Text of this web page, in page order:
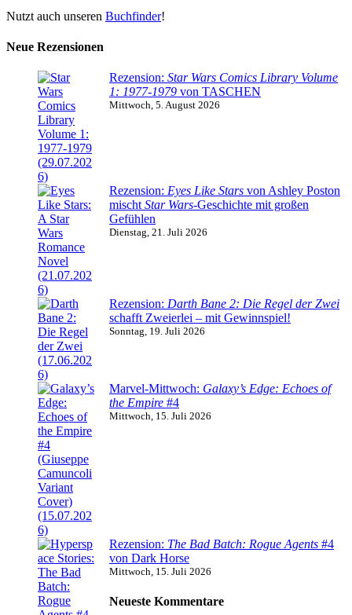
Nutzt auch unseren Buchfinder!
Neue Rezensionen
Rezension: Star Wars Comics Library Volume
1: 1977-1979 von TASCHEN
Mittwoch, 5. August 2026
Rezension: Eyes Like Stars von Ashley Poston
mischt Star Wars-Geschichte mit großen
Gefühlen
Dienstag, 21. Juli 2026
Rezension: Darth Bane 2: Die Regel der Zwei
schafft Zweierlei – mit Gewinnspiel!
Sonntag, 19. Juli 2026
Marvel-Mittwoch: Galaxy’s Edge: Echoes of
the Empire #4
Mittwoch, 15. Juli 2026
Rezension: The Bad Batch: Rogue Agents #4
von Dark Horse
Mittwoch, 15. Juli 2026
Neueste Kommentare